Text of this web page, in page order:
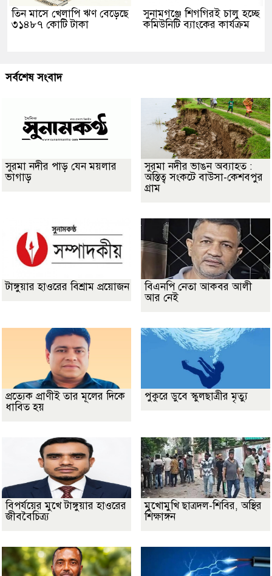
তিন মাসে খেলাপি ঋণ বেড়েছে
৩১৪৮৭ কোটি টাকা
সুনামগঞ্জে শিগগিরই চালু হচ্ছে
কমিউনিটি ব্যাংকের কার্যক্রম
সর্বশেষ সংবাদ
সুরমা নদীর পাড় যেন ময়লার
ভাগাড়
সুরমা নদীর ভাঙন অব্যাহত :
অস্তিত্ব সংকটে বাউসা-কেশবপুর
গ্রাম
টাঙ্গুয়ার হাওরের বিশ্রাম প্রয়োজন
বিএনপি নেতা আকবর আলী
আর নেই
প্রত্যেক প্রাণীই তার মূলের দিকে
ধাবিত হয়
পুকুরে ডুবে স্কুলছাত্রীর মৃত্যু
বিপর্যয়ের মুখে টাঙ্গুয়ার হাওরের
জীববৈচিত্র্য
মুখোমুখি ছাত্রদল-শিবির, অস্থির
শিক্ষাঙ্গন